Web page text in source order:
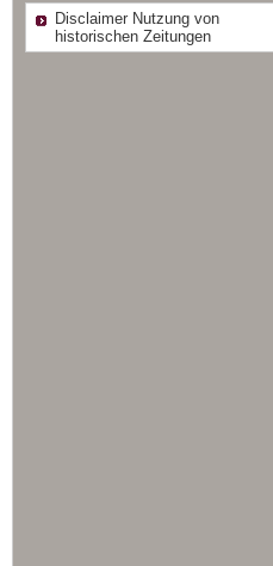
Disclaimer Nutzung von
historischen Zeitungen